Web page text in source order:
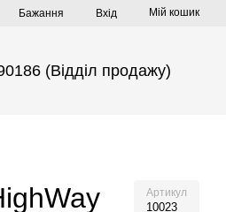
Бажання Вхід Мій кошик
(Відділ продажу)
Артикул
10023